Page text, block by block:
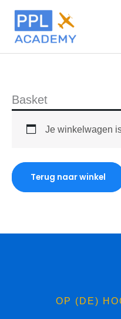
naar
Basket
Je winkelwagen
Terug naar winkel
OP (DE)